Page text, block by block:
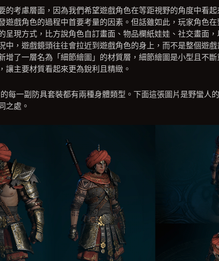
的考慮層面，因為我們希望遊戲角色在等距視野的角度中看
遊戲角色的過程中首要考量的因素。但話雖如此，玩家角色
呈現方式，比方說角色自訂畫面、物品欄紙娃娃、社交畫面
中，遊戲鏡頭往往會拉近到遊戲角色的身上，而不是整個遊
增了一層名為「細節繪圖」的材質層，細節繪圖是小型且不
讓主要材質看起來更為銳利且精緻。
每一副防具套裝都有兩種身體類型。下面這張圖片是野蠻人
之處。